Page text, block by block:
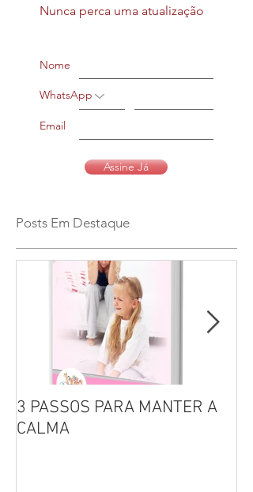
Nunca perca uma atualização
Nome
WhatsApp
Email
Assine Já
Posts Em Destaque
3 PASSOS PARA MANTER A
CALMA